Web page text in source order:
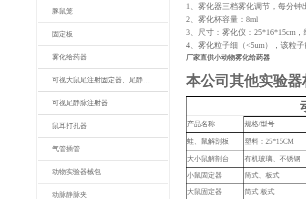
豚鼠笼
固定板
雾化给药器
可视大鼠尾注射固定器、尾静脉注射
可视尾静脉注射器
鼠耳打孔器
气管插管
动物实验器械包
动脉静脉夹
1、 雾化器三档雾化调节，每分钟
2、 雾化杯容量： 8ml
3、尺寸：雾化仪：25*16*15cm
4、 雾化粒子细（<5um），该粒子
厂家直供小动物雾化给药器
本公司其他实验器
产品名称 规格/型号
蛙、鼠解剖板 塑料： 25*15CM
大小鼠解剖台
有机玻璃、不锈钢
小鼠固定器 筒式、板式
大鼠固定器 筒式 板式